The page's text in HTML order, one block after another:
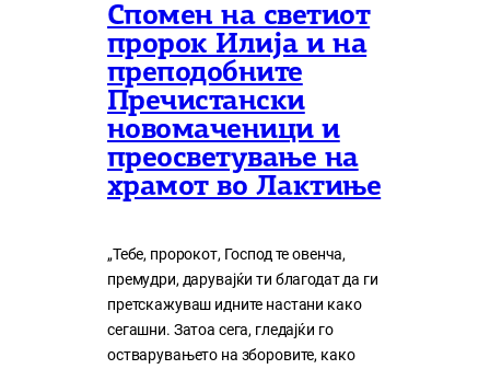
Спомен на светиот
пророк Илија и на
преподобните
Пречистански
новомаченици и
преосветување на
храмот во Лактиње
„Тебе, пророкот, Господ те овенча,
премудри, дарувајќи ти благодат да ги
претскажуваш идните настани како
сегашни. Затоа сега, гледајќи го
остварувањето на зборовите, како